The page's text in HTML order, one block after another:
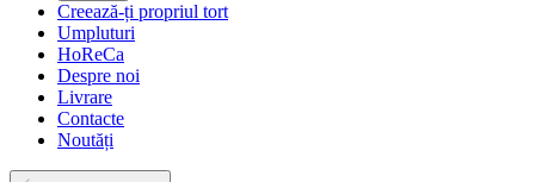
Creează-ți propriul tort
Umpluturi
HoReCa
Despre noi
Livrare
Contacte
Noutăți